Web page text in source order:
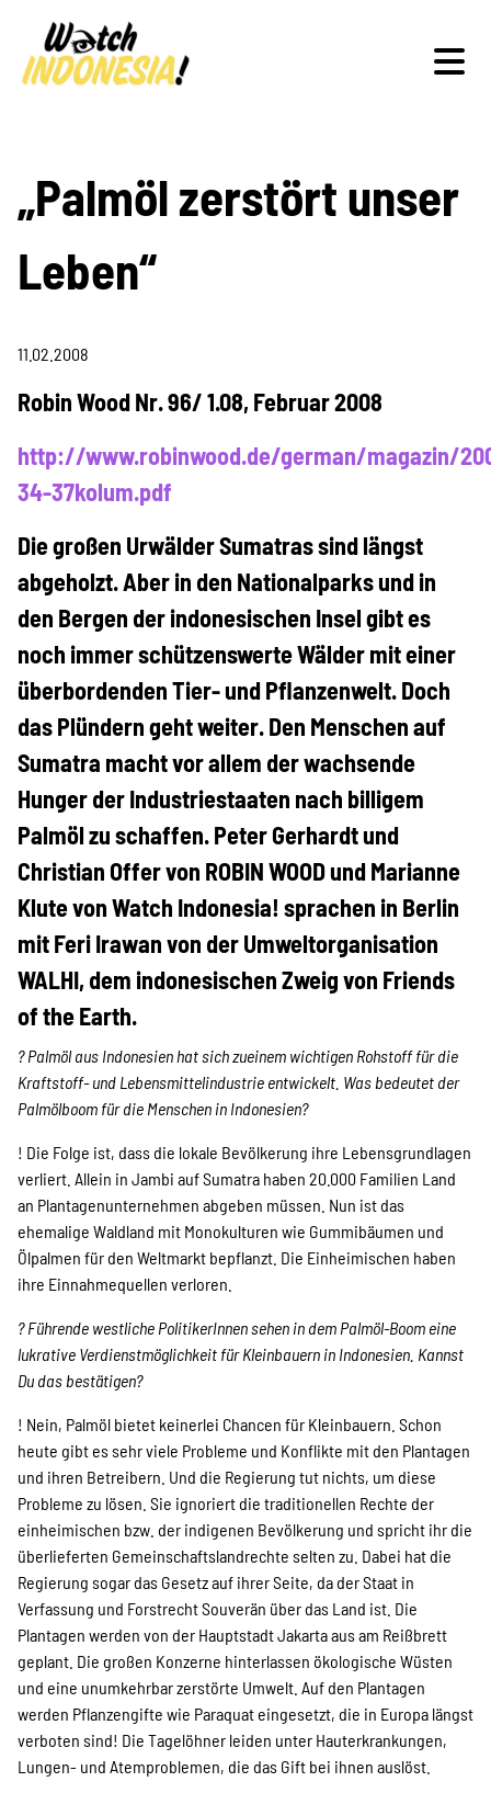
Schwerpunkte
Veranstaltungen
Publikationen
Projekte
Kampagne
Stellenangebote
Werde Mitglied
Newsletter abonnieren
SPENDEN
Über uns
Transparenz
Kontakt
english
Indonesian
Suche
„Palmöl zerstört unser
Leben“
11.02.2008
Robin Wood Nr. 96/ 1.08, Februar 2008
http://www.robinwood.de/german/magazin/
34-37kolum.pdf
Die großen Urwälder Sumatras sind längst
abgeholzt. Aber in den Nationalparks und in
den Bergen der indonesischen Insel gibt es
noch immer schützenswerte Wälder mit einer
überbordenden Tier- und Pflanzenwelt. Doch
das Plündern geht weiter. Den Menschen auf
Sumatra macht vor allem der wachsende
Hunger der Industriestaaten nach billigem
Palmöl zu schaffen. Peter Gerhardt und
Christian Offer von ROBIN WOOD und Marianne
Klute von Watch Indonesia! sprachen in Berlin
mit Feri Irawan von der Umweltorganisation
WALHI, dem indonesischen Zweig von Friends
of the Earth.
? Palmöl aus Indonesien hat sich zueinem wichtigen Rohstoff für die
Kraftstoff- und Lebensmittelindustrie entwickelt. Was bedeutet der
Palmölboom für die Menschen in Indonesien?
! Die Folge ist, dass die lokale Bevölkerung ihre Lebensgrundlagen
verliert. Allein in Jambi auf Sumatra haben 20.000 Familien Land
an Plantagenunternehmen abgeben müssen. Nun ist das
ehemalige Waldland mit Monokulturen wie Gummibäumen und
Ölpalmen für den Weltmarkt bepflanzt. Die Einheimischen haben
ihre Einnahmequellen verloren.
? Führende westliche PolitikerInnen sehen in dem Palmöl-Boom eine
lukrative Verdienstmöglichkeit für Kleinbauern in Indonesien. Kannst
Du das bestätigen?
! Nein, Palmöl bietet keinerlei Chancen für Kleinbauern. Schon
heute gibt es sehr viele Probleme und Konflikte mit den Plantagen
und ihren Betreibern. Und die Regierung tut nichts, um diese
Probleme zu lösen. Sie ignoriert die traditionellen Rechte der
einheimischen bzw. der indigenen Bevölkerung und spricht ihr die
überlieferten Gemeinschaftslandrechte selten zu. Dabei hat die
Regierung sogar das Gesetz auf ihrer Seite, da der Staat in
Verfassung und Forstrecht Souverän über das Land ist. Die
Plantagen werden von der Hauptstadt Jakarta aus am Reißbrett
geplant. Die großen Konzerne hinterlassen ökologische Wüsten
und eine unumkehrbar zerstörte Umwelt. Auf den Plantagen
werden Pflanzengifte wie Paraquat eingesetzt, die in Europa längst
verboten sind! Die Tagelöhner leiden unter Hauterkrankungen,
Lungen- und Atemproblemen, die das Gift bei ihnen auslöst.